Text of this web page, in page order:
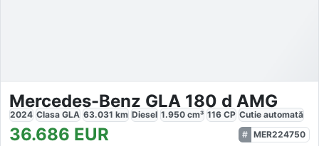
Mercedes-Benz GLA 180 d AMG
2024 Clasa GLA 63.031 km Diesel 1.950 cm³ 116 CP Cutie automată
36.686 EUR
MER224750